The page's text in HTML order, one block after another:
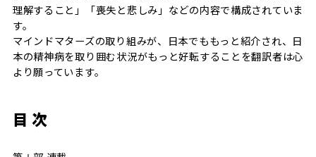
理解すること」「喪失と悲しみ」などの内容で構成されていま
す。
マインドマターズの取り組みが、日本でももっと紹介され、日
本の精神病を取り囲む状況がもっと好転することを翻訳者は心
より願っています。
目 次